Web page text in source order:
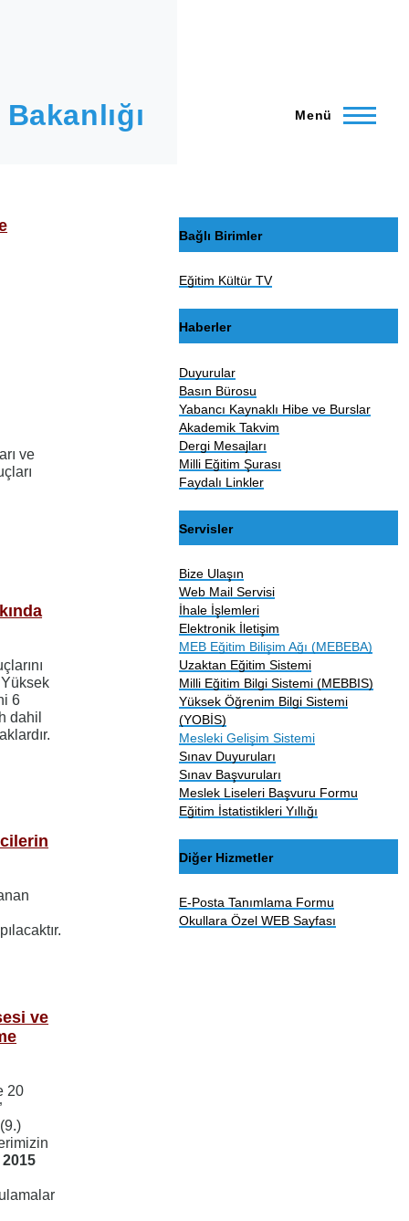
Menü
ve
Yüksek
6
dahil
ve
20
Bağlı Birimler
Eğitim Kültür TV
Haberler
Duyurular
Basın Bürosu
Yabancı Kaynaklı Hibe ve Burslar
Akademik Takvim
Dergi Mesajları
Milli Eğitim Şurası
Faydalı Linkler
Servisler
Bize Ulaşın
Web Mail Servisi
İhale İşlemleri
Elektronik İletişim
MEB Eğitim Bilişim Ağı (MEBEBA)
Uzaktan Eğitim Sistemi
Milli Eğitim Bilgi Sistemi (MEBBIS)
Yüksek Öğrenim Bilgi Sistemi
(YOBİS)
Mesleki Gelişim Sistemi
Sınav Duyuruları
Sınav Başvuruları
Meslek Liseleri Başvuru Formu
Eğitim İstatistikleri Yıllığı
Diğer Hizmetler
E-Posta Tanımlama Formu
Okullara Özel WEB Sayfası